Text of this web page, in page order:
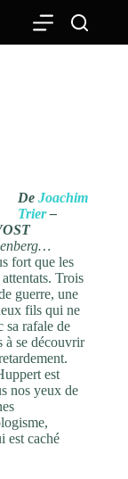
De Joachim
Trier –
fort que les
Trois
guerre, une
fils qui ne
sa rafale de
à se découvrir
est
nos yeux de
est caché